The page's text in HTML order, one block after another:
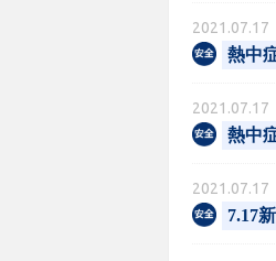
2021.07.17
熱中
2021.07.17
熱中
2021.07.17
7.17